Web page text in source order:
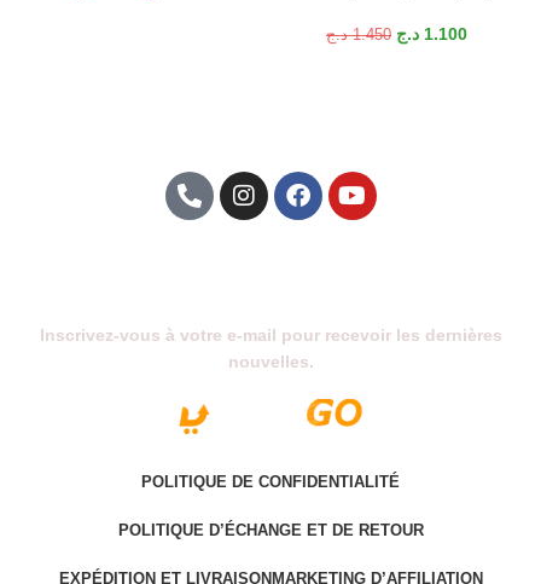
1.450 د.ج 1.100 د.ج
Inscrivez-vous à votre e-mail pour recevoir les dernières
nouvelles.
POLITIQUE DE CONFIDENTIALITÉ
POLITIQUE D’ÉCHANGE ET DE RETOUR
EXPÉDITION ET LIVRAISON MARKETING D’AFFILIATION